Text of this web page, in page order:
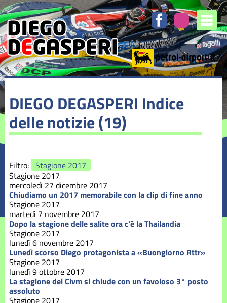
DIEGO DEGASPERI Indice
delle notizie (19)
Filtro: Stagione 2017
Stagione 2017
mercoledì 27 dicembre 2017
Chiudiamo un 2017 memorabile con la clip di fine anno
Stagione 2017
martedì 7 novembre 2017
Dopo la stagione delle salite ora c'è la Thailandia
Stagione 2017
lunedì 6 novembre 2017
Lunedì scorso Diego protagonista a «Buongiorno Rttr»
Stagione 2017
lunedì 9 ottobre 2017
La stagione del Civm si chiude con un favoloso 3° posto
assoluto
Stagione 2017
degli
argomenti
delle
notizie:
Stagione
2016
Stagione
2017
Stagione
2018
Stagione
2019
Stagione
2020
Stagione
2021
Stagione
2022
Stagione